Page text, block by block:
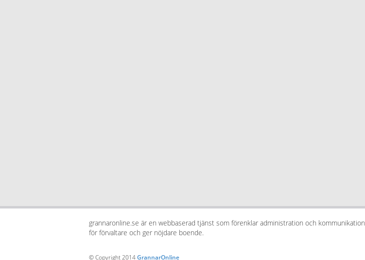
grannaronline.se är en webbaserad tjänst som förenklar administration och kommunikation
för förvaltare och ger nöjdare boende.
© Copyright 2014GrannarOnline